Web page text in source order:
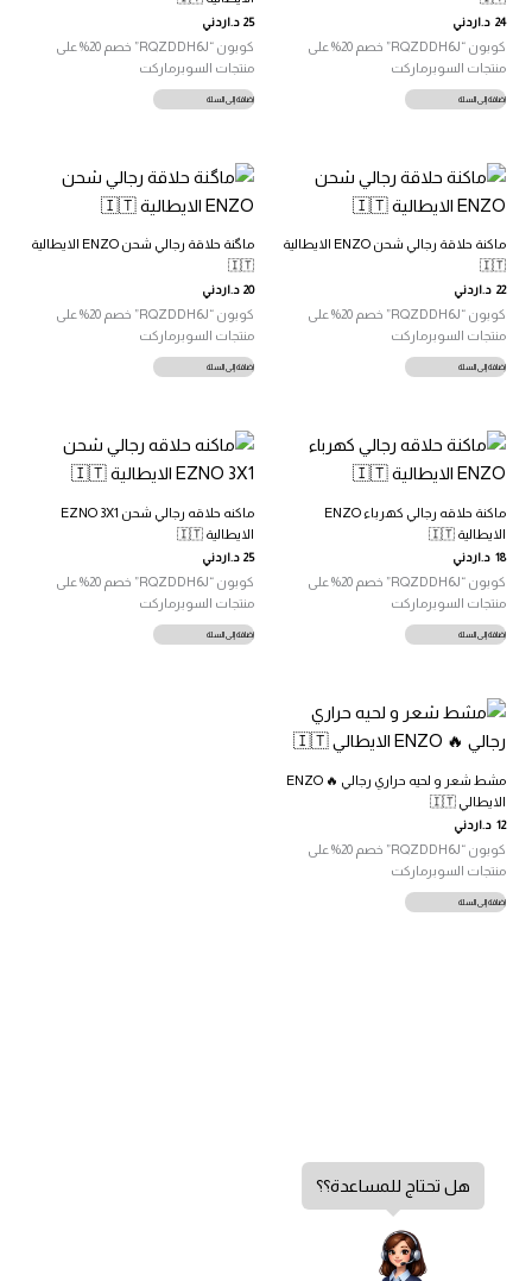
24 د.اردني
كوبون “RQZDDH6J” خصم 20% على
منتجات السوبرماركت
إضافة إلى السلة
25 د.اردني
كوبون “RQZDDH6J” خصم 20% على
منتجات السوبرماركت
إضافة إلى السلة
ماكنة حلاقة رجالي شحن ENZO الايطالية
🇮🇹
22 د.اردني
كوبون “RQZDDH6J” خصم 20% على
منتجات السوبرماركت
إضافة إلى السلة
ماگنة حلاقة رجالي شحن ENZO الايطالية
🇮🇹
20 د.اردني
كوبون “RQZDDH6J” خصم 20% على
منتجات السوبرماركت
إضافة إلى السلة
ماكنة حلاقه رجالي كهرباء ENZO
الايطالية 🇮🇹
18 د.اردني
كوبون “RQZDDH6J” خصم 20% على
منتجات السوبرماركت
إضافة إلى السلة
ماكنه حلاقه رجالي شحن EZNO 3X1
الايطالية 🇮🇹
25 د.اردني
كوبون “RQZDDH6J” خصم 20% على
منتجات السوبرماركت
إضافة إلى السلة
مشط شعر و لحيه حراري رجالي 🔥 ENZO
الايطالي 🇮🇹
12 د.اردني
كوبون “RQZDDH6J” خصم 20% على
منتجات السوبرماركت
إضافة إلى السلة
هل تحتاج للمساعدة؟؟